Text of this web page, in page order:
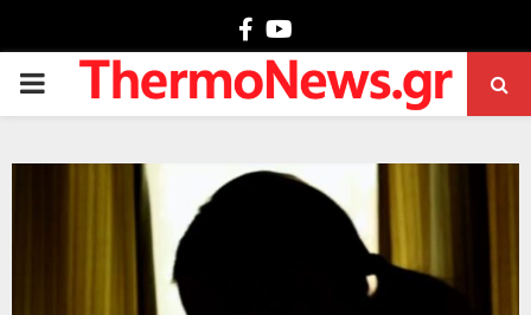
Facebook
PRIMARY